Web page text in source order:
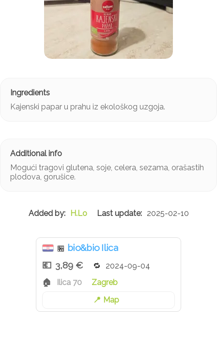
Kajenski papar u prahu iz ekološkog uzgoja.
Mogući tragovi glutena, soje, celera, sezama, orašastih
plodova, gorušice.
H.Lo 2025-02-10
🏪 bio&bio Ilica
3,89 €
2024-09-04
Ilica 70
Zagreb
Map